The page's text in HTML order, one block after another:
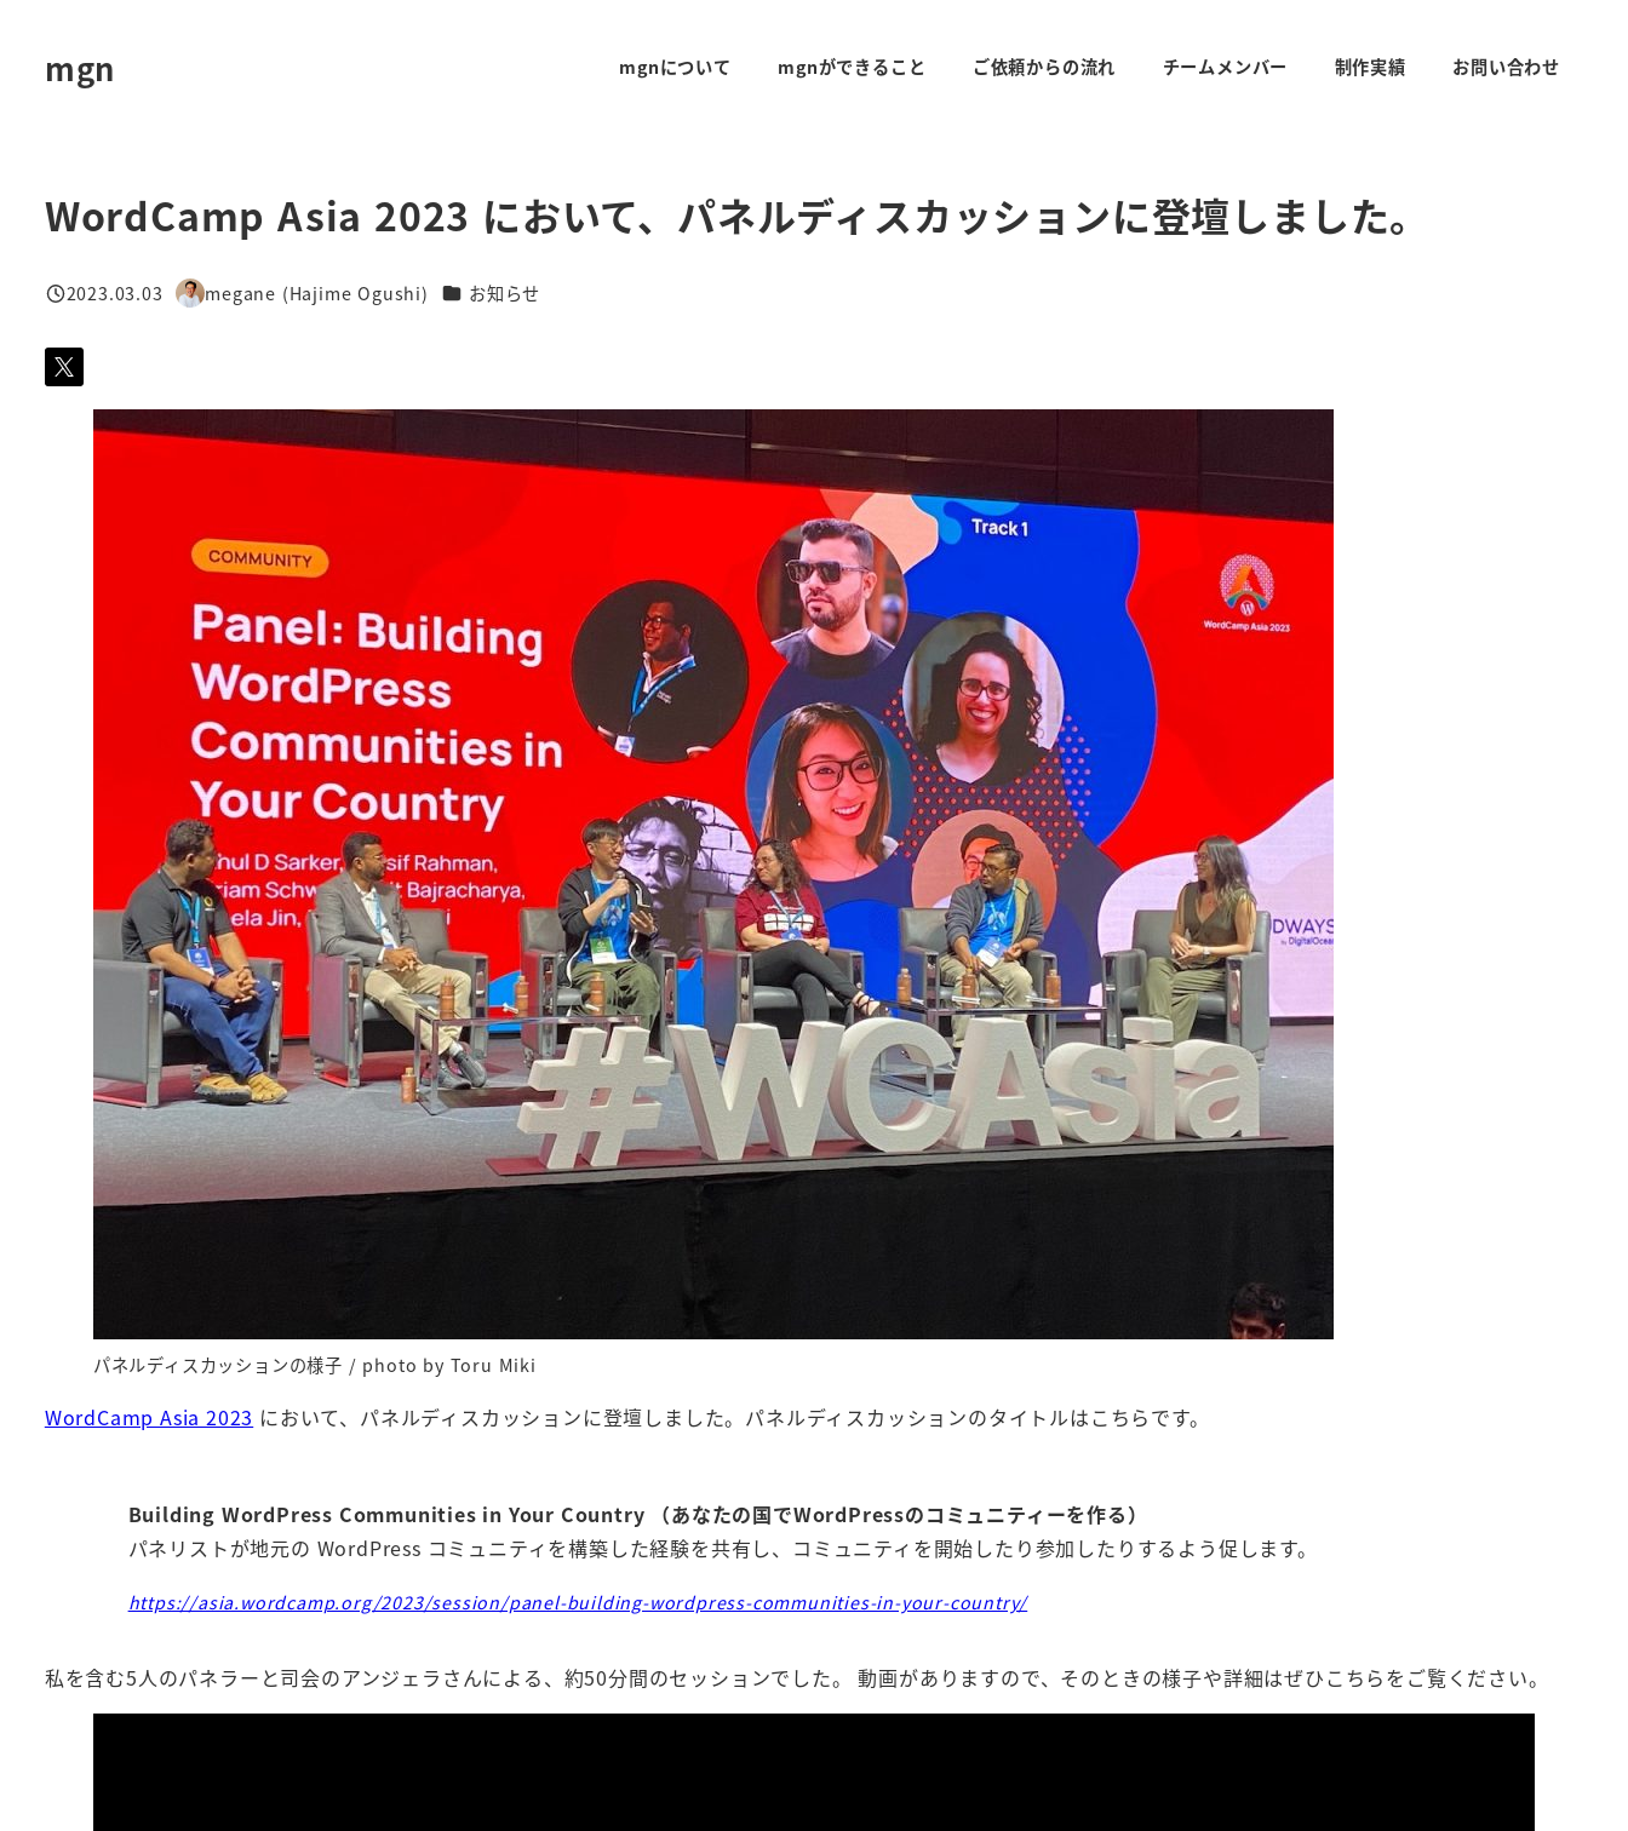
mgn mgnについて mgnができること ご依頼からの流れ チームメンバー 制作実績 お問い合わせ
WordCamp Asia 2023 において、パネルディスカッションに登壇しました。
投稿日
2023.03.03
著
megane (Hajime Ogushi) カテゴリー
お知らせ
パネルディスカッションの様子 / photo by Toru Miki
WordCamp Asia 2023 において、パネルディスカッションに登壇しました。パネルディスカッションのタイトルはこちらです。
Building WordPress Communities in Your Country （あなたの国でWordPressのコミュニティーを作る）
パネリストが地元の WordPress コミュニティを構築した経験を共有し、コミュニティを開始したり参加したりするよう促します。
https://asia.wordcamp.org/2023/session/panel-building-wordpress-communities-in-your-country/
私を含む5人のパネラーと司会のアンジェラさんによる、約50分間のセッションでした。 動画がありますので、そのときの様子や詳細はぜひこちらをご覧ください。